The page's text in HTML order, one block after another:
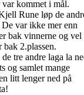
var kommet i mål.
Rune løp de
De var ikke mer enn
bak vinnerne og vel
bak 2.plassen.
tre andre laga la
og samlet mange
litt lenger ned på